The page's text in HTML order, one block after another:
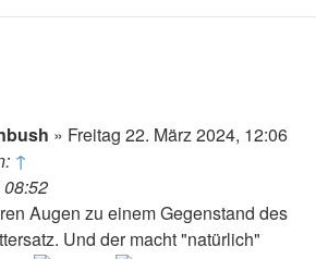
» Freitag 22. März 2024, 12:06
↑
08:52
Augen zu einem Gegenstand des
Und der macht "natürlich"